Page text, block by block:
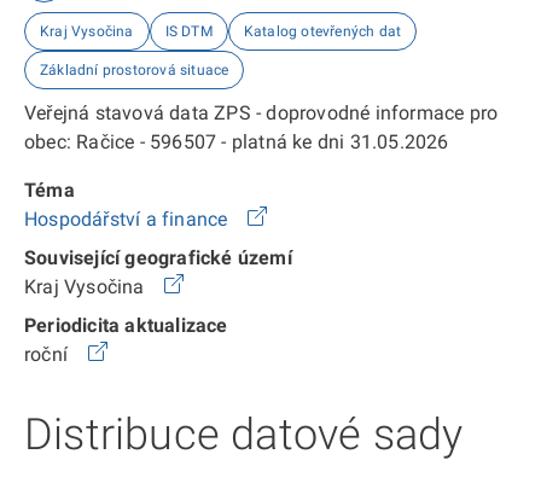
Kraj Vysočina IS DTM Katalog otevřených dat
Základní prostorová situace
Veřejná stavová data ZPS - doprovodné informace pro
obec: Račice - 596507 - platná ke dni 31.05.2026
Téma
Hospodářství a finance
Související geografické území
Kraj Vysočina
Periodicita aktualizace
roční
Distribuce datové sady